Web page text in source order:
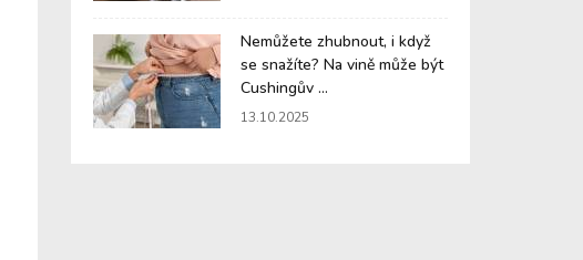
Nemůžete zhubnout, i když
se snažíte? Na vině může být
Cushingův ...
13.10.2025